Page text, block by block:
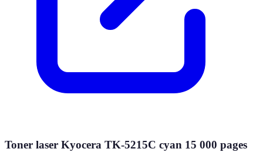
Toner laser Kyocera TK-5215C cyan 15 000 pages